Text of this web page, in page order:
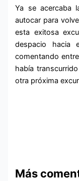
Ya se acercaba
autocar para
esta exitosa
despacio hacia
comentando
había
otra próxima
Más